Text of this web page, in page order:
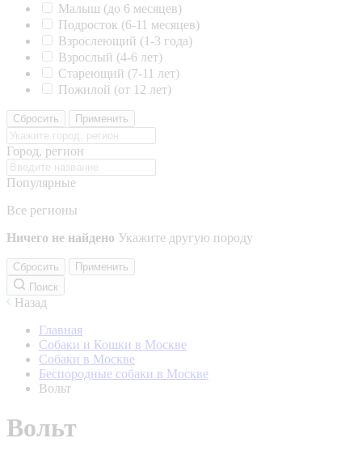
Малыш (до 6 месяцев)
Подросток (6-11 месяцев)
Взрослеющий (1-3 года)
Взрослый (4-6 лет)
Стареющий (7-11 лет)
Пожилой (от 12 лет)
Сбросить Применить
Город, регион
Популярные
Все регионы
Ничего не найдено Укажите другую породу
Сбросить
Применить
Поиск
Назад
Главная
Собаки и Кошки в Москве
Собаки в Москве
Беспородные собаки в Москве
Вольт
Вольт